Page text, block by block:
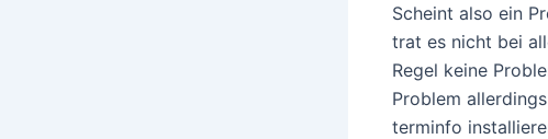
Scheint also ein
trat es nicht bei
Regel keine
Problem
terminfo